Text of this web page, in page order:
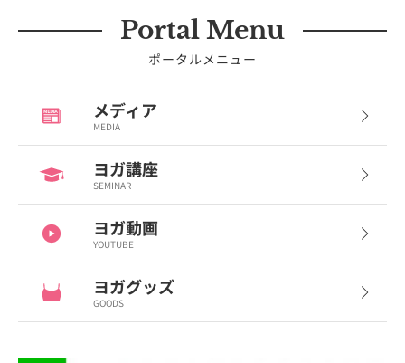
Portal Menu
ポータルメニュー
メディア
MEDIA
ヨガ講座
SEMINAR
ヨガ動画
YOUTUBE
ヨガグッズ
GOODS